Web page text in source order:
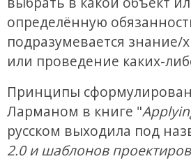
определённую
подразумевается
или проведение каких-
Принципы
Ларманом в книге "
русском выходила под
2.0 и шаблонов